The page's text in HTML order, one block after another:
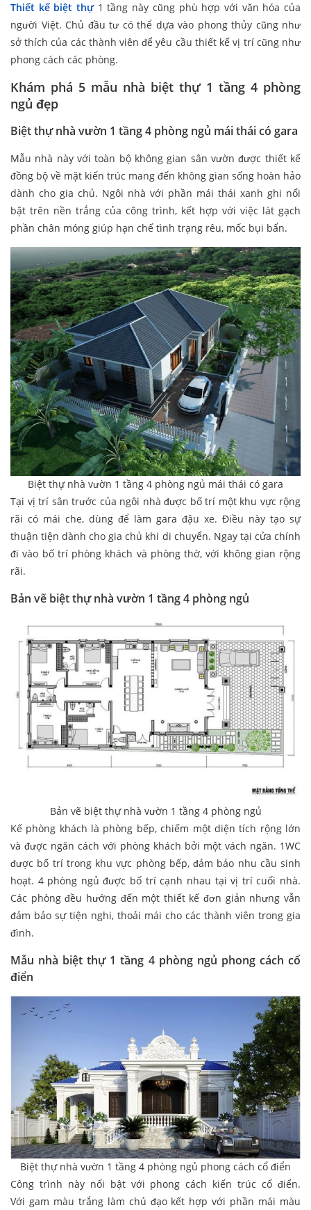
Thiết kế biệt thự 1 tầng này cũng phù hợp với văn hóa của
người Việt. Chủ đầu tư có thể dựa vào phong thủy cũng như
sở thích của các thành viên để yêu cầu thiết kế vị trí cũng như
phong cách các phòng.
Khám phá 5 mẫu nhà biệt thự 1 tầng 4 phòng
ngủ đẹp
Biệt thự nhà vườn 1 tầng 4 phòng ngủ mái thái có gara
Mẫu nhà này với toàn bộ không gian sân vườn được thiết kế
đồng bộ về mặt kiến trúc mang đến không gian sống hoàn hảo
dành cho gia chủ. Ngôi nhà với phần mái thái xanh ghi nổi
bật trên nền trắng của công trình, kết hợp với việc lát gạch
phần chân móng giúp hạn chế tình trạng rêu, mốc bụi bẩn.
Biệt thự nhà vườn 1 tầng 4 phòng ngủ mái thái có gara
Tại vị trí sân trước của ngôi nhà được bố trí một khu vực rộng
rãi có mái che, dùng để làm gara đậu xe. Điều này tạo sự
thuận tiện dành cho gia chủ khi di chuyển. Ngay tại cửa chính
đi vào bố trí phòng khách và phòng thờ, với không gian rộng
rãi.
Bản vẽ biệt thự nhà vườn 1 tầng 4 phòng ngủ
Bản vẽ biệt thự nhà vườn 1 tầng 4 phòng ngủ
Kế phòng khách là phòng bếp, chiếm một diện tích rộng lớn
và được ngăn cách với phòng khách bởi một vách ngăn. 1WC
được bố trí trong khu vực phòng bếp, đảm bảo nhu cầu sinh
hoạt. 4 phòng ngủ được bố trí cạnh nhau tại vị trí cuối nhà.
Các phòng đều hướng đến một thiết kế đơn giản nhưng vẫn
đảm bảo sự tiện nghi, thoải mái cho các thành viên trong gia
đình.
Mẫu nhà biệt thự 1 tầng 4 phòng ngủ phong cách cổ
điển
Biệt thự nhà vườn 1 tầng 4 phòng ngủ phong cách cổ điển
Công trình này nổi bật với phong cách kiến trúc cổ điển.
Với gam màu trắng làm chủ đạo kết hợp với phần mái màu